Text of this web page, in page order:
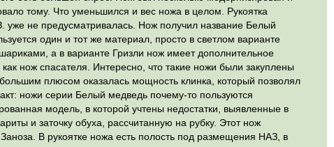
тому. Что уменьшился и вес ножа в целом. Рукоятка
уже не предусматривалась. Нож получил название Белый
один и тот же материал, просто в светлом варианте
а в варианте Гризли нож имеет дополнительное
нож спасателя. Интересно, что такие ножи были закуплены
плюсом оказалась мощность клинка, который позволял
ножи серии Белый медведь почему-то пользуются
модель, в которой учтены недостатки, выявленные в
и заточку обуха, рассчитанную на рубку. Этот нож
В рукоятке ножа есть полость под размещения НАЗ, в